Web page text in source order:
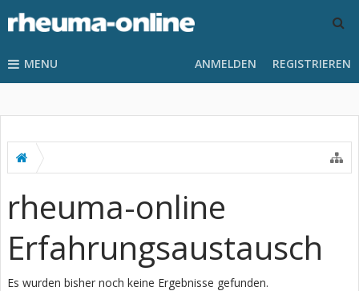
MENU ANMELDEN REGISTRIEREN
rheuma-online
Erfahrungsaustausch
Es wurden bisher noch keine Ergebnisse gefunden.